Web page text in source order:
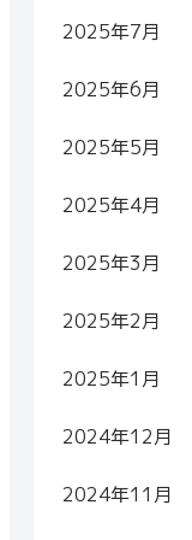
2025年7月
2025年6月
2025年5月
2025年4月
2025年3月
2025年2月
2025年1月
2024年12月
2024年11月